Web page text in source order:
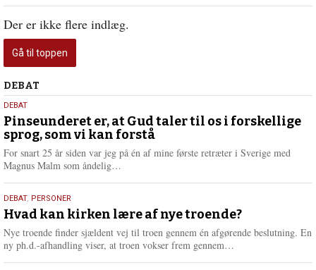
Der er ikke flere indlæg.
Gå til toppen
Debat
DEBAT
5.
august
2026
DEBAT
Pinseunderet er, at Gud taler til os i forskellige
sprog, som vi kan forstå
For snart 25 år siden var jeg på én af mine første retræter i Sverige med
Magnus Malm som åndelig…
e
e
25.
juli
2026
DEBAT, PERSONER
Hvad kan kirken lære af nye troende?
Nye troende finder sjældent vej til troen gennem én afgørende beslutning. En
ny ph.d.-afhandling viser, at troen vokser frem gennem…